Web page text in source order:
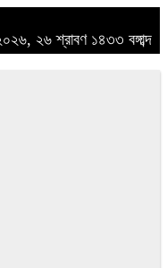
২৬ শ্রাবণ ১৪৩৩ বঙ্গাব্দ